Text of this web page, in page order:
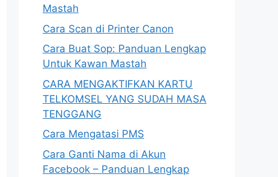
Mastah
Cara Scan di Printer Canon
Cara Buat Sop: Panduan Lengkap
Untuk Kawan Mastah
CARA MENGAKTIFKAN KARTU
TELKOMSEL YANG SUDAH MASA
TENGGANG
Cara Mengatasi PMS
Cara Ganti Nama di Akun
Facebook – Panduan Lengkap